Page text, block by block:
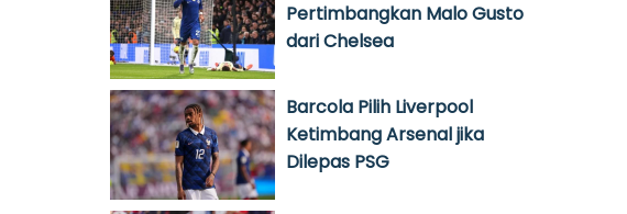
Pertimbangkan Malo Gusto
dari Chelsea
Barcola Pilih Liverpool
Ketimbang Arsenal jika
Dilepas PSG